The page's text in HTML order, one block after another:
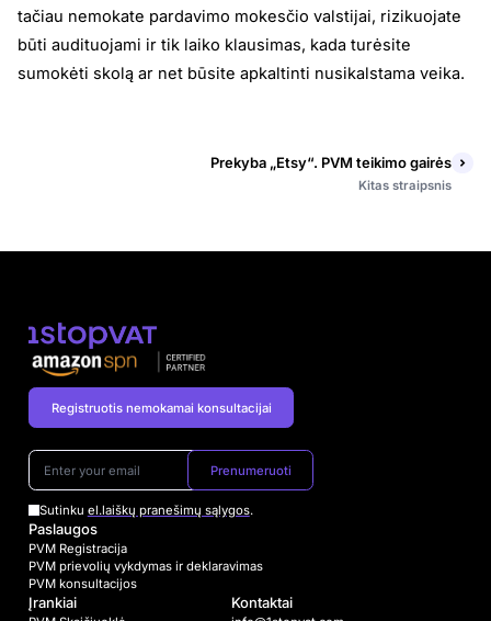
tačiau nemokate pardavimo mokesčio valstijai, rizikuojate
būti audituojami ir tik laiko klausimas, kada turėsite
sumokėti skolą ar net būsite apkaltinti nusikalstama veika.
Prekyba „Etsy“. PVM teikimo gairės
Kitas straipsnis
Prenumeruoti
Sutinku el.laiškų pranešimų sąlygos.
Registruotis nemokamai konsultacijai
Paslaugos
PVM Registracija
PVM prievolių vykdymas ir deklaravimas
PVM konsultacijos
Įrankiai Kontaktai